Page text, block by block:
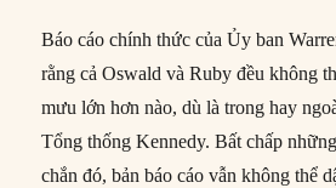
Báo cáo chính thức của Ủy ban
rằng cả Oswald và Ruby đều không
mưu lớn hơn nào, dù là trong hay
Tổng thống Kennedy. Bất chấp
chắn đó, bản báo cáo vẫn không thể